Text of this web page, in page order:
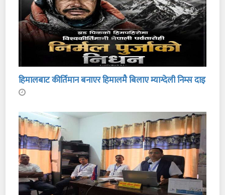
हिमालबाट कीर्तिमान बनाएर हिमालमै बिलाए म्याग्देली निम्स दाइ